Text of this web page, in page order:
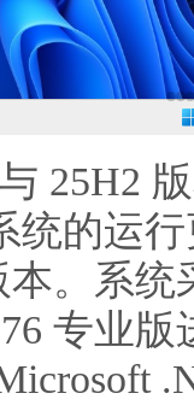
25H2 版
统的运
。系统
专业